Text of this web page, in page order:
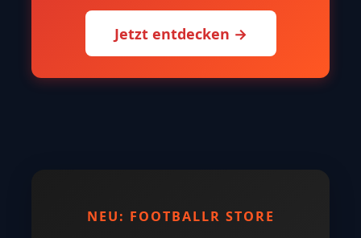
Jetzt entdecken →
NEU: FOOTBALLR STORE